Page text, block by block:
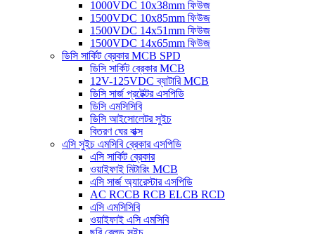
1000VDC 10x38mm ফিউজ
1500VDC 10x85mm ফিউজ
1500VDC 14x51mm ফিউজ
1500VDC 14x65mm ফিউজ
ডিসি সার্কিট ব্রেকার MCB SPD
ডিসি সার্কিট ব্রেকার MCB
12V-125VDC ব্যাটারি MCB
ডিসি সার্জ প্রটেক্টর এসপিডি
ডিসি এমসিসিবি
ডিসি আইসোলেটর সুইচ
বিতরণ ঘের বাক্স
এসি সুইচ এমসিবি ব্রেকার এসপিডি
এসি সার্কিট ব্রেকার
ওয়াইফাই মিটারিং MCB
এসি সার্জ অ্যারেস্টার এসপিডি
AC RCCB RCB ELCB RCD
এসি এমসিসিবি
ওয়াইফাই এসি এমসিবি